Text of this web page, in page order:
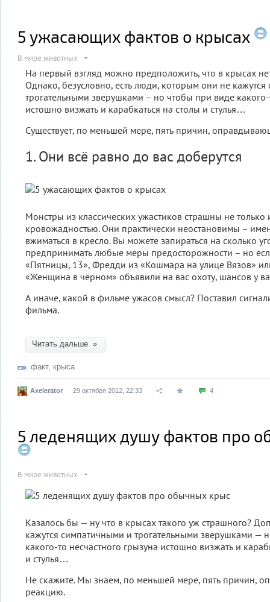
5 ужасающих фактов о крысах
В мире животных
На первый взгляд можно предположить, что в крысах
Однако, безусловно, есть люди, которым они не
трогательными зверушками – но чтобы при виде какого-
истошно визжать и карабкаться на столы и стулья…
Существует, по меньшей мере, пять причин,
1. Они всё равно до вас доберутся
Монстры из классических ужастиков страшны не только
кровожадностью. Они практически неостановимы –
вжиматься в кресло. Вы можете запираться на сколько
предпринимать любые меры предосторожности – но
«Пятницы, 13», Фредди из «Кошмара на улице Вязов»
«Женщина в чёрном» объявили на вас охоту, шансов у
А иначе, какой в фильме ужасов смысл? Поставил
фильма.
Читать дальше »
факт, крыса
Axelerator 29 октября 2012, 22:33 4
5 леденящих душу фактов про
В мире животных
Казалось бы — ну что в крысах такого уж страшного?
кажутся симпатичными и трогательными зверушками —
какого-то несчастного грызуна истошно визжать и
и стулья…
Не скажите. Мы знаем, по меньшей мере, пять причин,
реакцию.